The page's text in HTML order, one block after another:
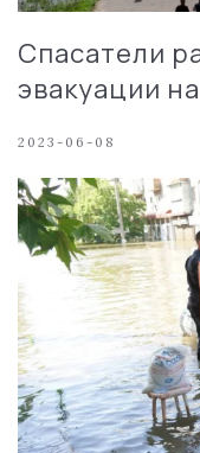
Спасатели
эвакуации
2023-06-08